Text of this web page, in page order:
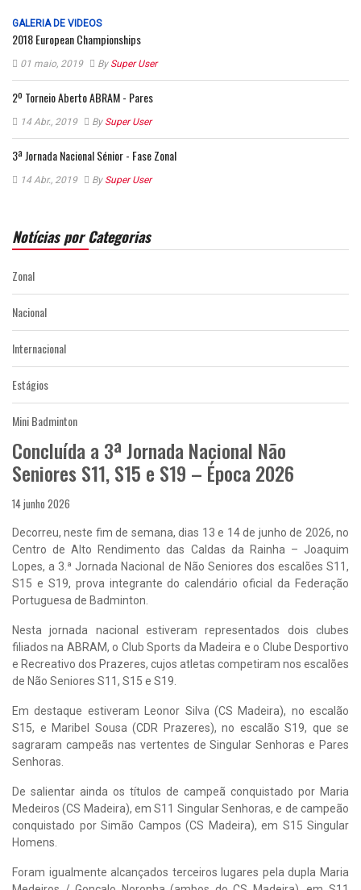
GALERIA DE VIDEOS
2018 European Championships
01 maio, 2019 By Super User
2º Torneio Aberto ABRAM - Pares
14 Abr., 2019 By Super User
3ª Jornada Nacional Sénior - Fase Zonal
14 Abr., 2019 By Super User
Notícias por Categorias
Zonal
Nacional
Internacional
Estágios
Mini Badminton
Concluída a 3ª Jornada Nacional Não
Seniores S11, S15 e S19 – Época 2026
14 junho 2026
Decorreu, neste fim de semana, dias 13 e 14 de junho de 2026, no
Centro de Alto Rendimento das Caldas da Rainha – Joaquim
Lopes, a 3.ª Jornada Nacional de Não Seniores dos escalões S11,
S15 e S19, prova integrante do calendário oficial da Federação
Portuguesa de Badminton.
Nesta jornada nacional estiveram representados dois clubes
filiados na ABRAM, o Club Sports da Madeira e o Clube Desportivo
e Recreativo dos Prazeres, cujos atletas competiram nos escalões
de Não Seniores S11, S15 e S19.
Em destaque estiveram Leonor Silva (CS Madeira), no escalão
S15, e Maribel Sousa (CDR Prazeres), no escalão S19, que se
sagraram campeãs nas vertentes de Singular Senhoras e Pares
Senhoras.
De salientar ainda os títulos de campeã conquistado por Maria
Medeiros (CS Madeira), em S11 Singular Senhoras, e de campeão
conquistado por Simão Campos (CS Madeira), em S15 Singular
Homens.
Foram igualmente alcançados terceiros lugares pela dupla Maria